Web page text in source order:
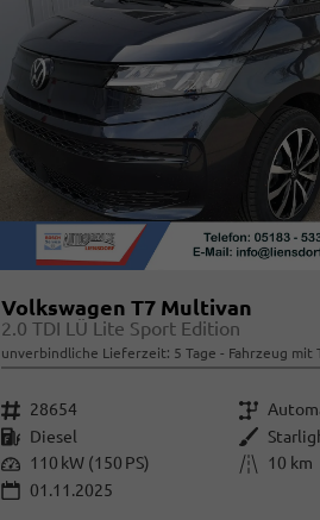
Volkswagen T7 Multivan
2.0 TDI LÜ Lite Sport Edition
unverbindliche Lieferzeit: 5 Tage Fahrzeug mit
Fahrzeugnr. 28654 Getriebe
Kraftstoff Diesel Außenfarbe
Leistung 110 kW (150 PS) Kilometerstand
10 km
01.11.2025